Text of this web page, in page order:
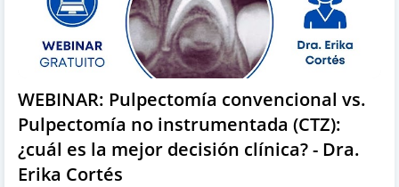
WEBINAR: Pulpectomía convencional vs.
Pulpectomía no instrumentada (CTZ):
¿cuál es la mejor decisión clínica? - Dra.
Erika Cortés